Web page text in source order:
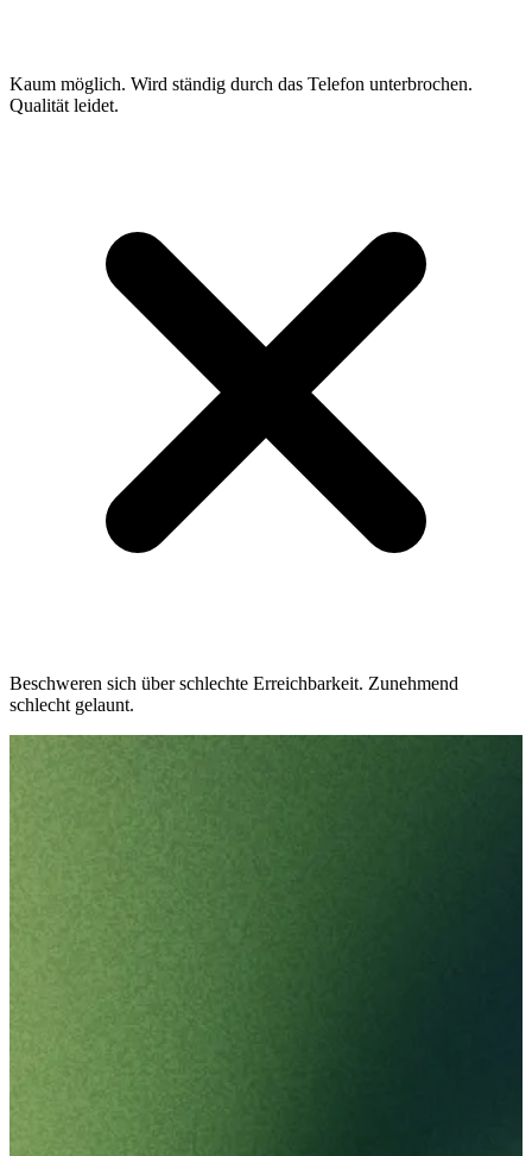
Kaum möglich. Wird ständig durch das Telefon unterbrochen.
Qualität leidet.
Beschweren sich über schlechte Erreichbarkeit. Zunehmend
schlecht gelaunt.